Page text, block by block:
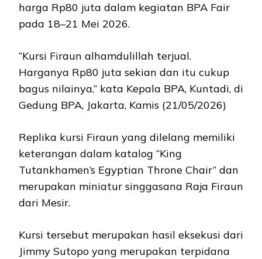
harga Rp80 juta dalam kegiatan BPA Fair
pada 18–21 Mei 2026.
“Kursi Firaun alhamdulillah terjual.
Harganya Rp80 juta sekian dan itu cukup
bagus nilainya,” kata Kepala BPA, Kuntadi, di
Gedung BPA, Jakarta, Kamis (21/05/2026)
Replika kursi Firaun yang dilelang memiliki
keterangan dalam katalog “King
Tutankhamen’s Egyptian Throne Chair” dan
merupakan miniatur singgasana Raja Firaun
dari Mesir.
Kursi tersebut merupakan hasil eksekusi dari
Jimmy Sutopo yang merupakan terpidana